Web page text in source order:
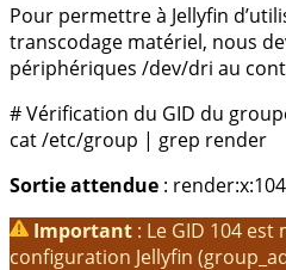
Pour permettre à Jellyfin
transcodage matériel, nous
périphériques /dev/dri au
# Vérification du GID du
cat /etc/group |
Sortie attendue :
Important : Le GID 104 est
configuration Jellyfin (